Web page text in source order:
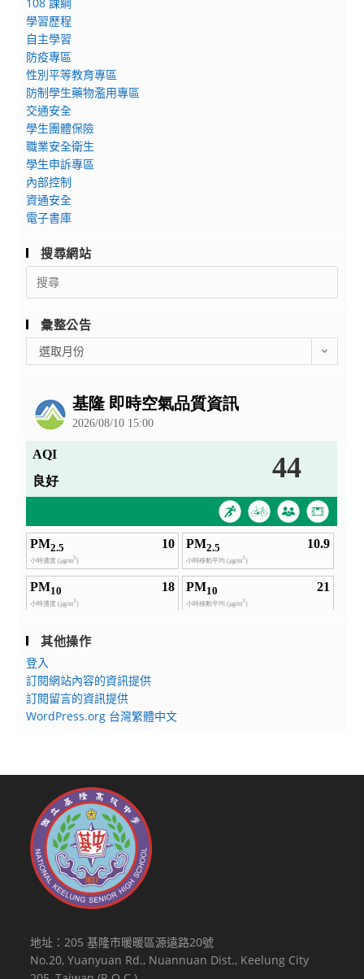
學習歷程
自主學習
防疫專區
性別平等教育專區
防制學生藥物濫用專區
交通安全
學生團體保險
職業安全衛生
學生申訴專區
內部控制
資通安全
電子書庫
搜尋網站
Search
for:
彙整公告
整
選取月份
其他操作
登入
訂閱網站內容的資訊提供
訂閱留言的資訊提供
WordPress.org 台灣繁體中文
地址：205 基隆市暖暖區源遠路20號
No.20, Yuanyuan Rd., Nuannuan Dist., Keelung City